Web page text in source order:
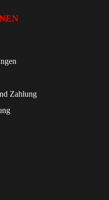
Zahlung